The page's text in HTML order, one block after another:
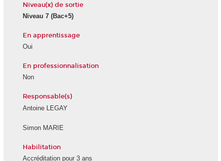
Niveau(x) de sortie
Niveau 7(Bac+5)
En apprentissage
Oui
En professionnalisation
Non
Responsable(s)
Antoine LEGAY
Simon MARIE
Habilitation
Accréditation pour 3 ans